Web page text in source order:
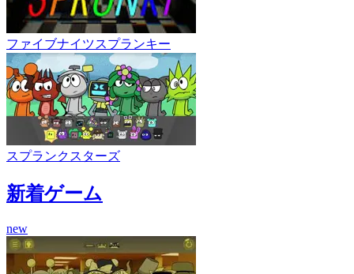
ファイブナイツスプランキー
スプランクスターズ
新着ゲーム
new